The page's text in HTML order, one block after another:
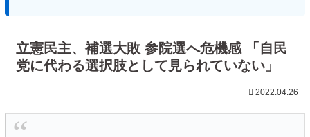
立憲民主、補選大敗 参院選へ危機感 「自民
党に代わる選択肢として見られていない」
2022.04.26